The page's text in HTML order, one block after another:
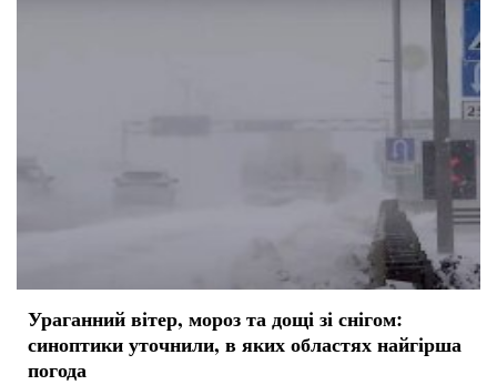
Ураганний вітер, мороз та дощі зі снігом:
синоптики уточнили, в яких областях найгірша
погода